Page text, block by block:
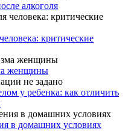
алкоголя
критические
женщины
у ребенка: как отличить
в домашних условиях